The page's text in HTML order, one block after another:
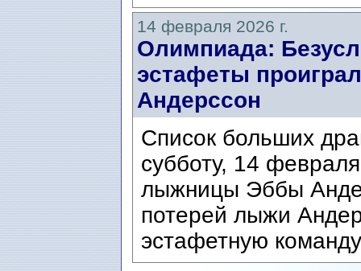
14 февраля 2026 г.
Олимпиада:
эстафеты
Андерссон
Список больших
субботу, 14
лыжницы Эббы
потерей лыжи
эстафетную